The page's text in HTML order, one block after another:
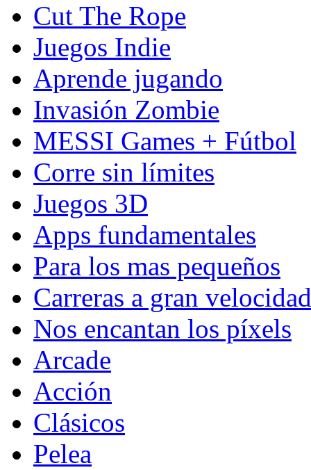
Cut The Rope
Juegos Indie
Aprende jugando
Invasión Zombie
MESSI Games + Fútbol
Corre sin límites
Juegos 3D
Apps fundamentales
Para los mas pequeños
Carreras a gran velocidad
Nos encantan los píxels
Arcade
Acción
Clásicos
Pelea